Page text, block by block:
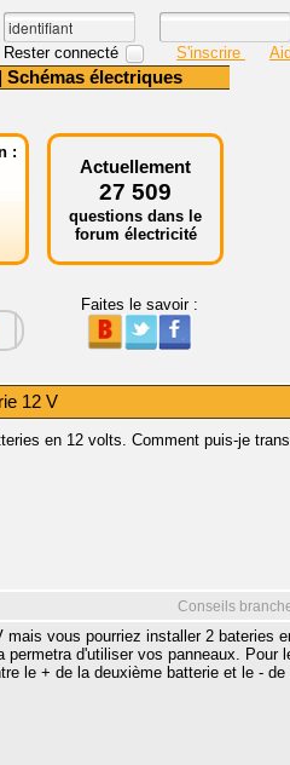
Rester connecté S'inscrire
| Schémas électriques
:
Actuellement
27 509
questions dans le
forum électricité
Faites le savoir :
12 V
en 12 volts. Comment puis-je
Conseils
vous pourriez installer 2 bateries
d'utiliser vos panneaux. Pour
le + de la deuxième batterie et le - de